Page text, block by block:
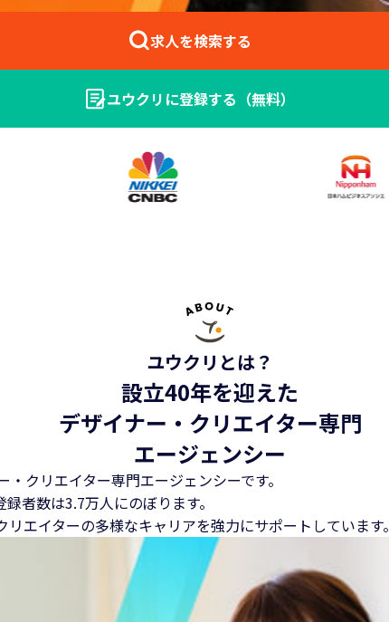
求人を検索する
ユウクリに登録する（無料）
法人の方はこちら ＞
ユウクリとは？
設立40年を迎えた
デザイナー・クリエイター専門
エージェンシー
・クリエイター専門エージェンシーです。
録者数は3.7万人にのぼります。
リエイターの多様なキャリアを強力にサポートしています。